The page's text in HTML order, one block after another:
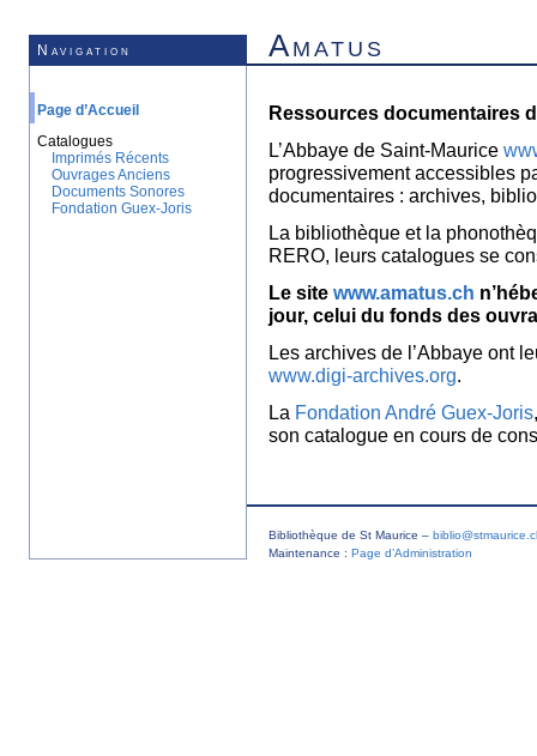
Navigation Amatus
Page d’Accueil
Catalogues
Imprimés Récents
Ouvrages Anciens
Documents Sonores
Fondation Guex-Joris
Ressources documentaires
L’Abbaye de Saint-Maurice
progressivement accessibles
documentaires : archives,
La bibliothèque et la
RERO, leurs catalogues se
Le site www.amatus.ch
jour, celui du fonds des
Les archives de l’Abbaye ont
www.digi-archives.org.
La Fondation André Guex-Joris
son catalogue en cours de
Bibliothèque de St Maurice –
Maintenance : Page d’Administration